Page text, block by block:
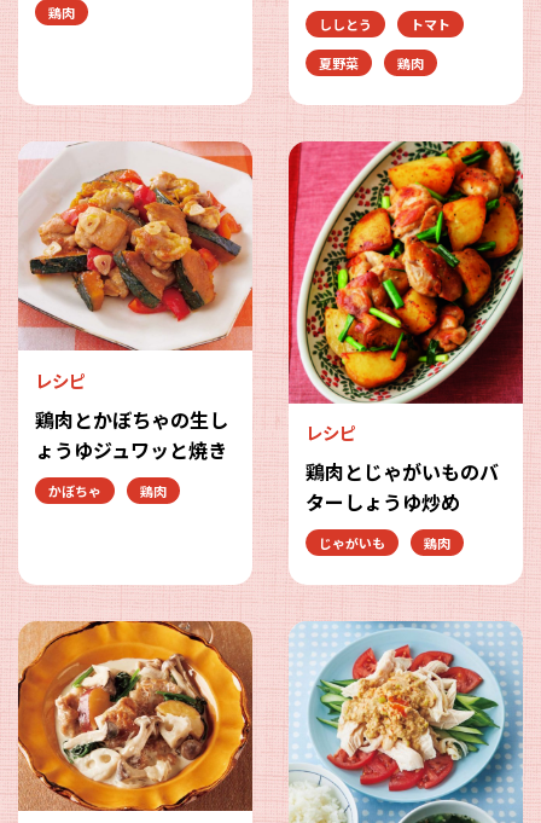
鶏肉
ししとう
トマト
夏野菜
鶏肉
レシピ
鶏肉とかぼちゃの生し
ょうゆジュワッと焼き
かぼちゃ 鶏肉
レシピ
鶏肉とじゃがいものバ
ターしょうゆ炒め
じゃがいも 鶏肉